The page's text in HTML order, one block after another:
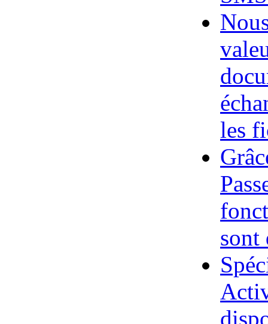
les
sont